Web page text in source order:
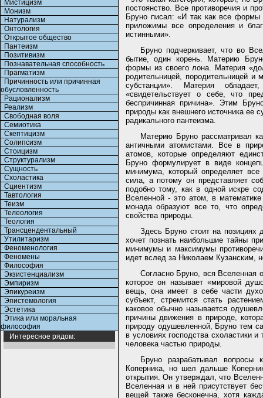
Мистицизм
Монизм
Натурализм
Онтология
Открытое общество
Пантеизм
Позитивизм
Познавательная способность
Прагматизм
Причинность или причинная
обусловленность
Рационализм
Реализм
Свободная воля
Семиотика
Скептицизм
Солипсизм
Стоицизм
Структурализм
Сущность
Схоластика
Сциентизм
Тавтология
Теизм
Телеология
Теология
Трансцендентальный
Утилитаризм
Феноменология
Феномены
Философия
Экзистенциализм
Эмпиризм
Эпикуреизм
Эпистемология
Эстетика
Этика или моральная
философия
Интересное рядом:
постоянство. Все противоречия и
Бруно писал: «И так как все
приложимы все определения и
истинными».
Бруно подчеркивает, что во
бытие, один корень. Материю
формы из своего лона. Материя
родительницей, породительницей
субстанции». Материя
«свидетельствует о себе, что
беспричинная причина». Этим
природы как внешнего источника ее
радикального пантеизма.
Материю Бруно рассматривал
античными атомистами. Все в
атомов, которые определяют
Бруно формулирует в виде
минимума, который определяет
сила, а потому он представляет
подобно тому, как в одной искре
Вселенной - это атом, в
монада образуют все то, что
свойства природы.
Здесь Бруно стоит на позициях
хочет познать наибольшие тайны
минимумы и максимумы
идет вслед за Николаем Кузанским,
Согласно Бруно, вся Вселенная
которое он называет «мировой
вещь, она имеет в себе части
субъект, стремится стать
каковое обычно называется
причины движения в природе,
природу одушевленной, Бруно тем
в условиях господства схоластики
человека частью природы.
Бруно разрабатывал вопросы
Коперника, но шел дальше
открытия. Он утверждал, что
Вселенная и в ней присутствует
вещей также бесконечна, хотя